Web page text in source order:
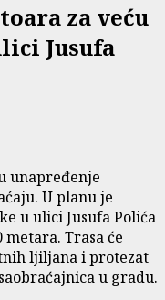
za veću
Jusufa
unapređenje
U planu je
u ulici Jusufa Polića
Trasa će
ljiljana i protezat
u gradu.